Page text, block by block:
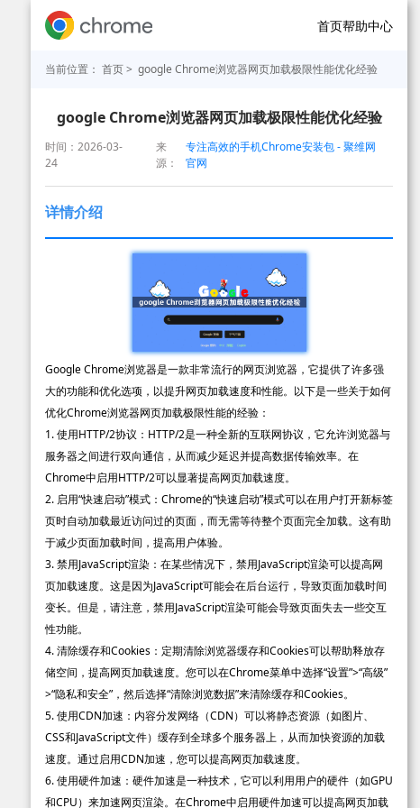
首页帮助中心
当前位置： 首页> google Chrome浏览器网页加载极限性能优化经验
google Chrome浏览器网页加载极限性能优化经验
时间：2026-03-
24
来
源：
专注高效的手机Chrome安装包 - 聚维网
官网
详情介绍
Google Chrome浏览器是一款非常流行的网页浏览器，它提供了许多强
大的功能和优化选项，以提升网页加载速度和性能。以下是一些关于如何
优化Chrome浏览器网页加载极限性能的经验：
1. 使用HTTP/2协议：HTTP/2是一种全新的互联网协议，它允许浏览器与
服务器之间进行双向通信，从而减少延迟并提高数据传输效率。在
Chrome中启用HTTP/2可以显著提高网页加载速度。
2. 启用“快速启动”模式：Chrome的“快速启动”模式可以在用户打开新标签
页时自动加载最近访问过的页面，而无需等待整个页面完全加载。这有助
于减少页面加载时间，提高用户体验。
3. 禁用JavaScript渲染：在某些情况下，禁用JavaScript渲染可以提高网
页加载速度。这是因为JavaScript可能会在后台运行，导致页面加载时间
变长。但是，请注意，禁用JavaScript渲染可能会导致页面失去一些交互
性功能。
4. 清除缓存和Cookies：定期清除浏览器缓存和Cookies可以帮助释放存
储空间，提高网页加载速度。您可以在Chrome菜单中选择“设置”>“高级”
>“隐私和安全”，然后选择“清除浏览数据”来清除缓存和Cookies。
5. 使用CDN加速：内容分发网络（CDN）可以将静态资源（如图片、
CSS和JavaScript文件）缓存到全球多个服务器上，从而加快资源的加载
速度。通过启用CDN加速，您可以提高网页加载速度。
6. 使用硬件加速：硬件加速是一种技术，它可以利用用户的硬件（如GPU
和CPU）来加速网页渲染。在Chrome中启用硬件加速可以提高网页加载